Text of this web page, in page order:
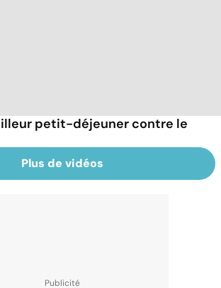
petit-déjeuner contre le
Plus de vidéos